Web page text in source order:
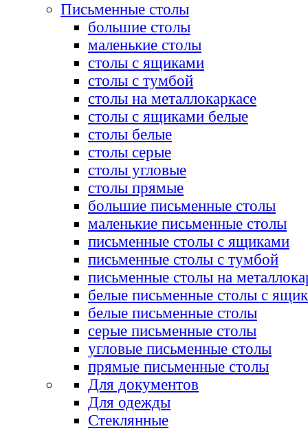
Письменные столы
большие столы
маленькие столы
столы с ящиками
столы с тумбой
столы на металлокаркасе
столы с ящиками белые
столы белые
столы серые
столы угловые
столы прямые
большие письменные столы
маленькие письменные столы
письменные столы с ящиками
письменные столы с тумбой
письменные столы на
белые письменные столы с
белые письменные столы
серые письменные столы
угловые письменные столы
прямые письменные столы
Для документов
Для одежды
Стеклянные